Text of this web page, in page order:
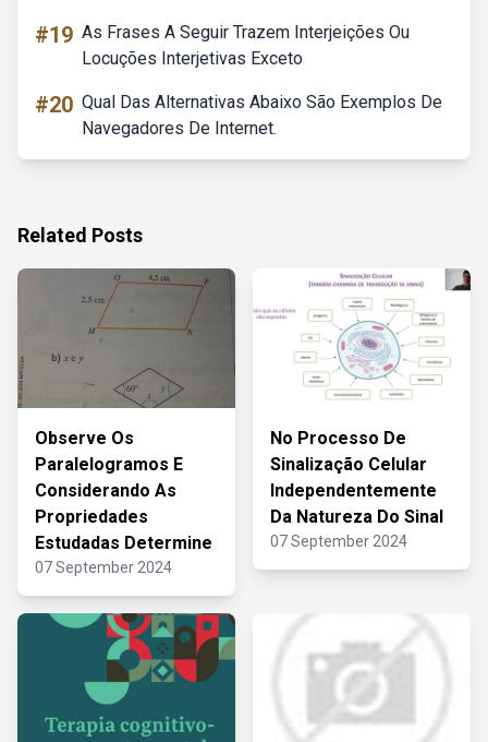
#19 As Frases A Seguir Trazem Interjeições Ou
Locuções Interjetivas Exceto
#20 Qual Das Alternativas Abaixo São Exemplos De
Navegadores De Internet.
Related Posts
Observe Os
Paralelogramos E
Considerando As
Propriedades
Estudadas Determine
07 September 2024
No Processo De
Sinalização Celular
Independentemente
Da Natureza Do Sinal
07 September 2024